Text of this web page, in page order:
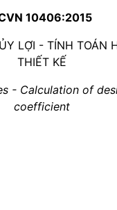
10406:2015
LỢI - TÍNH TOÁN
THIẾT KẾ
- Calculation of
coefficient